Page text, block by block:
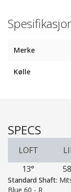
Merke
Kølle
SPECS
LOFT
13°
Standard Shaft:
Blue 60 - R